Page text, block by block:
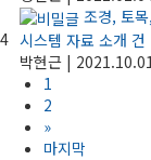
4
조경, 토
시스템 자료 소개 건
박현근 |
1
2
»
마지막